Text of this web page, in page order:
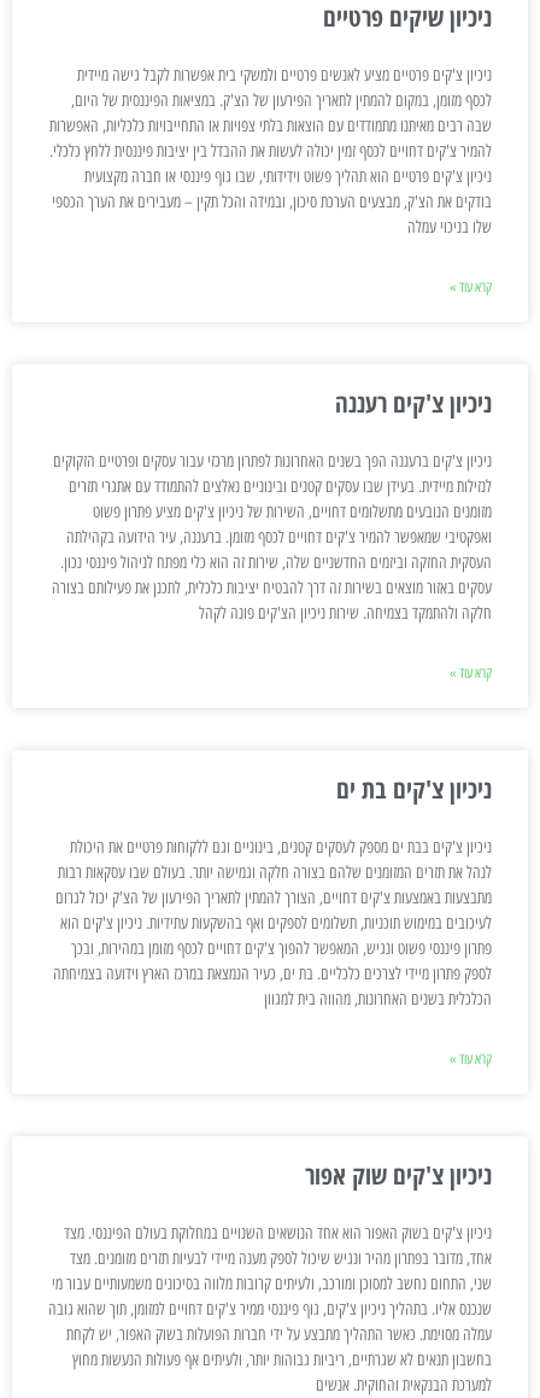
ניכיון שיקים פרטיים
ניכיון צ'קים פרטיים מציע לאנשים פרטיים ולמשקי בית אפשרות לקבל גישה מיידית
לכסף מזומן, במקום להמתין לתאריך הפירעון של הצ'ק. במציאות הפיננסית של היום,
שבה רבים מאיתנו מתמודדים עם הוצאות בלתי צפויות או התחייבויות כלכליות, האפשרות
להמיר צ'קים דחויים לכסף זמין יכולה לעשות את ההבדל בין יציבות פיננסית ללחץ כלכלי.
ניכיון צ'קים פרטיים הוא תהליך פשוט וידידותי, שבו גוף פיננסי או חברה מקצועית
בודקים את הצ'ק, מבצעים הערכת סיכון, ובמידה והכל תקין – מעבירים את הערך הכספי
שלו בניכוי עמלה
קרא עוד »
ניכיון צ'קים רעננה
ניכיון צ'קים ברעננה הפך בשנים האחרונות לפתרון מרכזי עבור עסקים ופרטיים הזקוקים
לנזילות מיידית. בעידן שבו עסקים קטנים ובינוניים נאלצים להתמודד עם אתגרי תזרים
מזומנים הנובעים מתשלומים דחויים, השירות של ניכיון צ'קים מציע פתרון פשוט
ואפקטיבי שמאפשר להמיר צ'קים דחויים לכסף מזומן. ברעננה, עיר הידועה בקהילתה
העסקית החזקה וביזמים החדשניים שלה, שירות זה הוא כלי מפתח לניהול פיננסי נכון.
עסקים באזור מוצאים בשירות זה דרך להבטיח יציבות כלכלית, לתכנן את פעילותם בצורה
חלקה ולהתמקד בצמיחה. שירות ניכיון הצ'קים פונה לקהל
קרא עוד »
ניכיון צ'קים בת ים
ניכיון צ'קים בבת ים מספק לעסקים קטנים, בינוניים וגם ללקוחות פרטיים את היכולת
לנהל את תזרים המזומנים שלהם בצורה חלקה וגמישה יותר. בעולם שבו עסקאות רבות
מתבצעות באמצעות צ'קים דחויים, הצורך להמתין לתאריך הפירעון של הצ'ק יכול לגרום
לעיכובים במימוש תוכניות, תשלומים לספקים ואף בהשקעות עתידיות. ניכיון צ'קים הוא
פתרון פיננסי פשוט ונגיש, המאפשר להפוך צ'קים דחויים לכסף מזומן במהירות, ובכך
לספק פתרון מיידי לצרכים כלכליים. בת ים, כעיר הנמצאת במרכז הארץ וידועה בצמיחתה
הכלכלית בשנים האחרונות, מהווה בית למגוון
קרא עוד »
ניכיון צ'קים שוק אפור
ניכיון צ'קים בשוק האפור הוא אחד הנושאים השנויים במחלוקת בעולם הפיננסי. מצד
אחד, מדובר בפתרון מהיר ונגיש שיכול לספק מענה מיידי לבעיות תזרים מזומנים. מצד
שני, התחום נחשב למסוכן ומורכב, ולעיתים קרובות מלווה בסיכונים משמעותיים עבור מי
שנכנס אליו. בתהליך ניכיון צ'קים, גוף פיננסי ממיר צ'קים דחויים למזומן, תוך שהוא גובה
עמלה מסוימת. כאשר התהליך מתבצע על ידי חברות הפועלות בשוק האפור, יש לקחת
בחשבון תנאים לא שגרתיים, ריביות גבוהות יותר, ולעיתים אף פעולות הנעשות מחוץ
למערכת הבנקאית והחוקית. אנשים